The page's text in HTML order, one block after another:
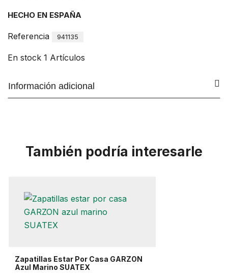
HECHO EN ESPAÑA
Referencia 941135
En stock 1 Artículos
Información adicional
También podría interesarle
Zapatillas Estar Por Casa GARZON
Azul Marino SUATEX